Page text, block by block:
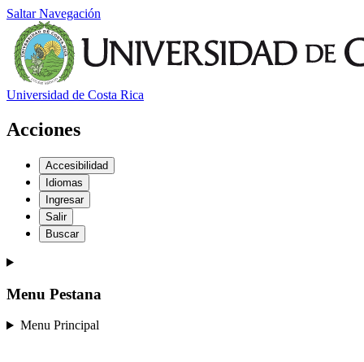
Saltar Navegación
Universidad de Costa Rica
Acciones
Accesibilidad
Idiomas
Ingresar
Salir
Buscar
Menu Pestana
Menu Principal